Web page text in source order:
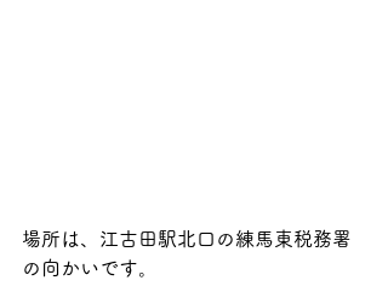
場所は、江古田駅北口の練馬東税務署
の向かいです。